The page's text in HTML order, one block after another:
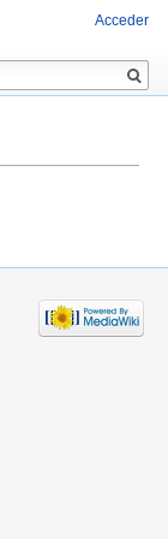
Acceder